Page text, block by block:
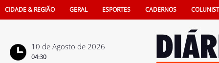
CIDADE & REGIÃO GERAL ESPORTES CADERNOS
10 de Agosto de 2026
04:30